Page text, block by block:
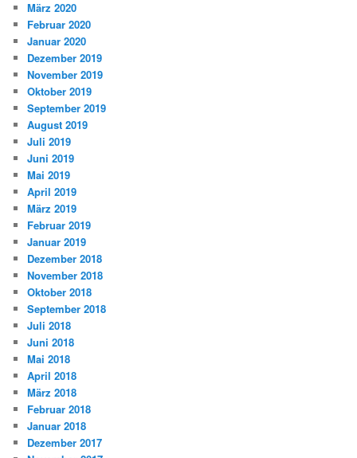
März 2020
Februar 2020
Januar 2020
Dezember 2019
November 2019
Oktober 2019
September 2019
August 2019
Juli 2019
Juni 2019
Mai 2019
April 2019
März 2019
Februar 2019
Januar 2019
Dezember 2018
November 2018
Oktober 2018
September 2018
Juli 2018
Juni 2018
Mai 2018
April 2018
März 2018
Februar 2018
Januar 2018
Dezember 2017